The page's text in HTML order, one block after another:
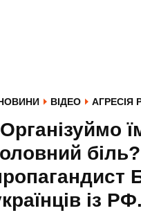
ВІДЕО АГРЕСІЯ
із